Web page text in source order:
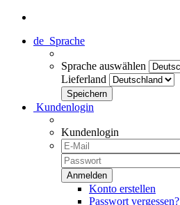
de Sprache
Sprache auswählen
Lieferland
Kundenlogin
Kundenlogin
Konto erstellen
Passwort vergessen?